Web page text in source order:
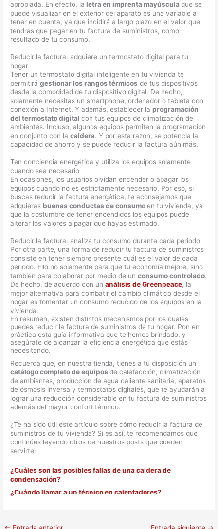
apropiada. En efecto, la letra en imprenta mayúsculaque se
puede visualizar en el exterior del aparato es una variable a
tener en cuenta, ya que incidirá a largo plazo en el valor que
tendrás que pagar en tu factura de suministros, como
resultado de tu consumo.
Reducir la factura: adquiere un termostato digital para tu
hogar
Tener un termostato digital inteligente en tu vivienda te
permitirágestionar los rangos térmicos de tus dispositivos
desde la comodidad de tu dispositivo digital. De hecho,
solamente necesitas un smartphone, ordenador o tableta con
conexión a Internet. Y además, establecer la programación
del termostato digitalcon tus equipos de climatización de
ambientes. Incluso, algunos equipos permiten la programación
en conjunto con lacaldera. Y por esta razón, se potencia la
capacidad de ahorro y se puede reducir la factura aún más.
Ten conciencia energética y utiliza los equipos solamente
cuando sea necesario
En ocasiones, los usuarios olvidan encender o apagar los
equipos cuando no es estrictamente necesario. Por eso, si
buscas reducir la factura energética, te aconsejamos que
adquieras buenas conductas de consumoen tu vivienda, ya
que la costumbre de tener encendidos los equipos puede
alterar los valores a pagar que hayas estimado.
Reducir la factura: analiza tu consumo durante cada periodo
Por otra parte, una forma de reducir tu factura de suministros
consiste en tener siempre presente cuál es el valor de cada
periodo. Ello no solamente para que tu economía mejore, sino
también para colaborar por medio de unconsumo controlado.
De hecho, de acuerdo con unanálisis de Greenpeace, la
mejor alternativa para combatir el cambio climático desde el
hogar es fomentar un consumo reducido de los equipos en la
vivienda.
En resumen, existen distintos mecanismos por los cuales
puedes reducir la factura de suministros de tu hogar. Pon en
práctica esta guía informativa que te hemos brindado, y
asegúrate de alcanzar la eficiencia energética que estás
necesitando.
Recuerda que, en nuestra tienda, tienes a tu disposición un
catálogo completo de equiposde calefacción, climatización
de ambientes, producción de agua caliente sanitaria, aparatos
de ósmosis inversa y termostatos digitales, que te ayudarán a
lograr una reducción considerable en tu factura de suministros
además del mayor confort térmico.
¿Te ha sido útil este artículo sobre cómo reducir la factura de
suministros de tu vivienda? Si es así, te recomendamos que
continúes leyendo otros de nuestros posts que pueden
servirte:
¿Cuáles son las posibles fallas de una caldera de
condensación?
¿Cuándo llamar a un técnico en calentadores?